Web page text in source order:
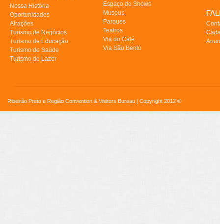
Nossa História
Oportunidades
Atrações
Turismo de Negócios
Turismo de Educação
Turismo de Saúde
Turismo de Lazer
Espaço de Shows
Museus
Parques
Teatros
Via do Café
Via São Bento
Ribeirão Preto e Região Convention & Visitors Bureau | Copyright 2012 ©